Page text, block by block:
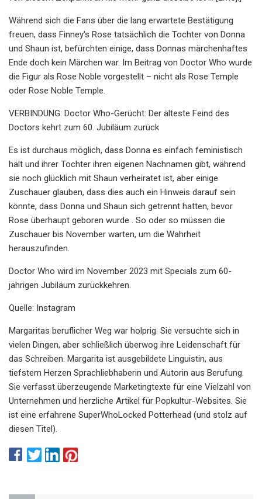
Während sich die Fans über die lang erwartete Bestätigung
freuen, dass Finney's Rose tatsächlich die Tochter von Donna
und Shaun ist, befürchten einige, dass Donnas märchenhaftes
Ende doch kein Märchen war. Im Beitrag von Doctor Who wurde
die Figur als Rose Noble vorgestellt – nicht als Rose Temple
oder Rose Noble Temple.
VERBINDUNG: Doctor Who-Gerücht: Der älteste Feind des
Doctors kehrt zum 60. Jubiläum zurück
Es ist durchaus möglich, dass Donna es einfach feministisch
hält und ihrer Tochter ihren eigenen Nachnamen gibt, während
sie noch glücklich mit Shaun verheiratet ist, aber einige
Zuschauer glauben, dass dies auch ein Hinweis darauf sein
könnte, dass Donna und Shaun sich getrennt hatten, bevor
Rose überhaupt geboren wurde . So oder so müssen die
Zuschauer bis November warten, um die Wahrheit
herauszufinden.
Doctor Who wird im November 2023 mit Specials zum 60-
jährigen Jubiläum zurückkehren.
Quelle: Instagram
Margaritas beruflicher Weg war holprig. Sie versuchte sich in
vielen Dingen, aber schließlich überwog ihre Leidenschaft für
das Schreiben. Margarita ist ausgebildete Linguistin, aus
tiefstem Herzen Sprachliebhaberin und Autorin aus Berufung.
Sie verfasst überzeugende Marketingtexte für eine Vielzahl von
Unternehmen und herzliche Artikel für Popkultur-Websites. Sie
ist eine erfahrene SuperWhoLocked Potterhead (und stolz auf
diesen Titel).